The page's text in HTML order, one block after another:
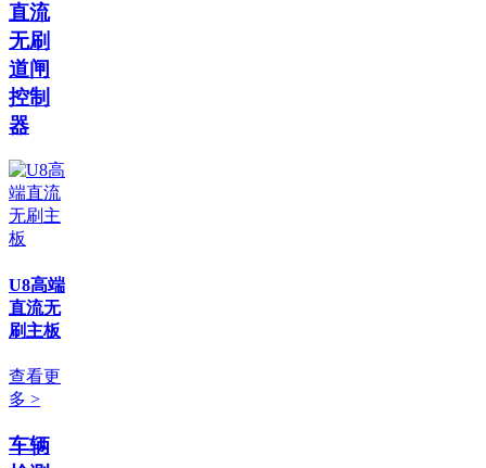
直流
无刷
道闸
控制
器
U8高端
直流无
刷主板
查看更
多 >
车辆